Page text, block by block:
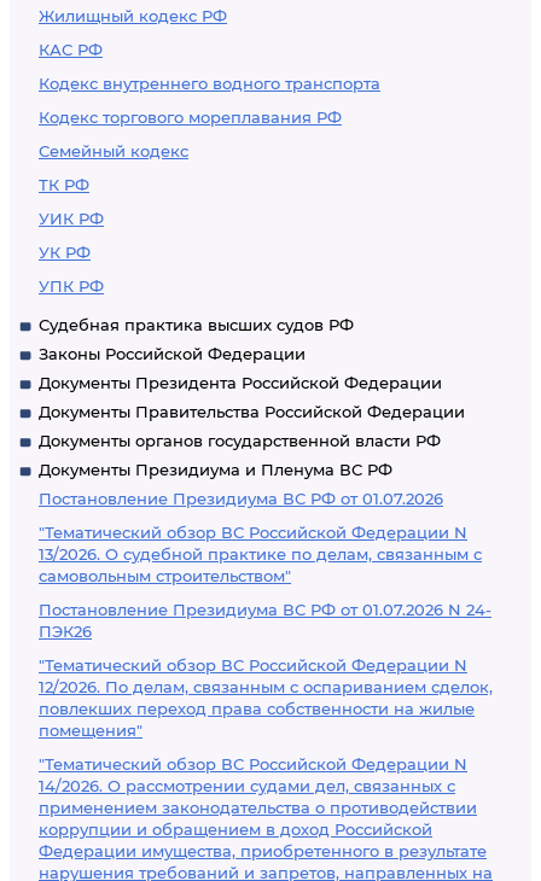
Жилищный кодекс РФ
КАС РФ
Кодекс внутреннего водного транспорта
Кодекс торгового мореплавания РФ
Семейный кодекс
ТК РФ
УИК РФ
УК РФ
УПК РФ
Судебная практика высших судов РФ
Законы Российской Федерации
Документы Президента Российской Федерации
Документы Правительства Российской Федерации
Документы органов государственной власти РФ
Документы Президиума и Пленума ВС РФ
Постановление Президиума ВС РФ от 01.07.2026
"Тематический обзор ВС Российской Федерации N
13/2026. О судебной практике по делам, связанным с
самовольным строительством"
Постановление Президиума ВС РФ от 01.07.2026 N 24-
ПЭК26
"Тематический обзор ВС Российской Федерации N
12/2026. По делам, связанным с оспариванием сделок,
повлекших переход права собственности на жилые
помещения"
"Тематический обзор ВС Российской Федерации N
14/2026. О рассмотрении судами дел, связанных с
применением законодательства о противодействии
коррупции и обращением в доход Российской
Федерации имущества, приобретенного в результате
нарушения требований и запретов, направленных на